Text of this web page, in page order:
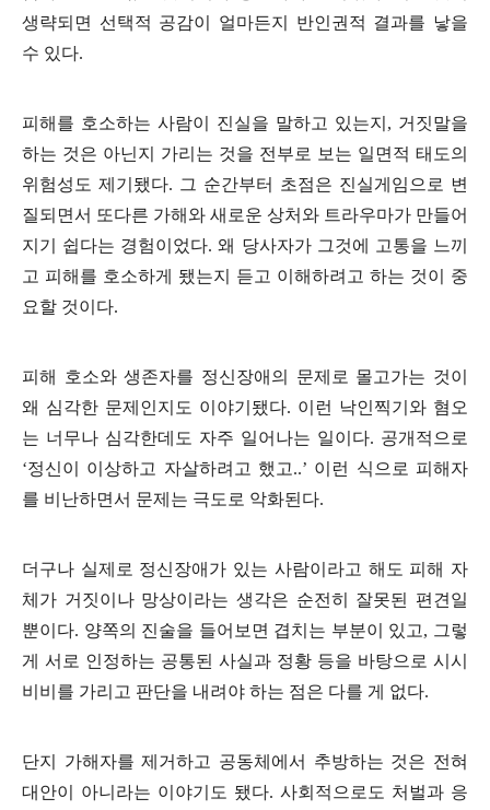
생략되면 선택적 공감이 얼마든지 반인권적 결과를 낳을
수 있다.
피해를 호소하는 사람이 진실을 말하고 있는지 , 거짓말을
하는 것은 아닌지 가리는 것을 전부로 보는 일면적 태도의
위험성도 제기됐다. 그 순간부터 초점은 진실게임으로 변
질되면서 또다른 가해와 새로운 상처와 트라우마가 만들어
지기 쉽다는 경험이었다.왜 당사자가 그것에 고통을 느끼
고 피해를 호소하게 됐는지 듣고 이해하려고 하는 것이 중
요할 것이다.
피해 호소와 생존자를 정신장애의 문제로 몰고가는 것이
왜 심각한 문제인지도 이야기됐다. 이런 낙인찍기와 혐오
는 너무나 심각한데도 자주 일어나는 일이다. 공개적으로
‘정신이 이상하고 자살하려고 했고..’ 이런 식으로 피해자
를 비난하면서 문제는 극도로 악화된다.
더구나 실제로 정신장애가 있는 사람이라고 해도 피해 자
체가 거짓이나 망상이라는 생각은 순전히 잘못된 편견일
뿐이다. 양쪽의 진술을 들어보면 겹치는 부분이 있고, 그렇
게 서로 인정하는 공통된 사실과 정황 등을 바탕으로 시시
비비를 가리고 판단을 내려야 하는 점은 다를 게 없다.
단지 가해자를 제거하고 공동체에서 추방하는 것은 전혀
대안이 아니라는 이야기도 됐다. 사회적으로도 처벌과 응